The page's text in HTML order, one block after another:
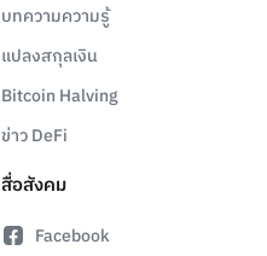
บทความความรู้
แปลงสกุลเงิน
Bitcoin Halving
ข่าว DeFi
สื่อสังคม
Facebook